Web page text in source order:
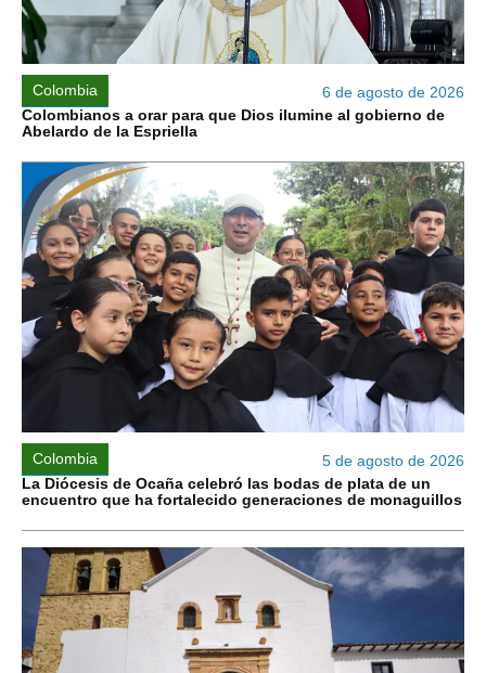
Colombia
6 de agosto de 2026
Colombianos a orar para que Dios ilumine al gobierno de
Abelardo de la Espriella
Colombia
5 de agosto de 2026
La Diócesis de Ocaña celebró las bodas de plata de un
encuentro que ha fortalecido generaciones de monaguillos